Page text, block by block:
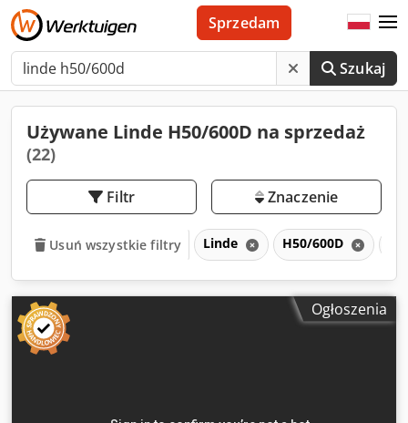
Szukaj
Sprzedam
Używane Linde H50/600D na sprzedaż
(22)
Filtr Znaczenie
Usuń wszystkie filtry Linde H50/600D
Ogłoszenia